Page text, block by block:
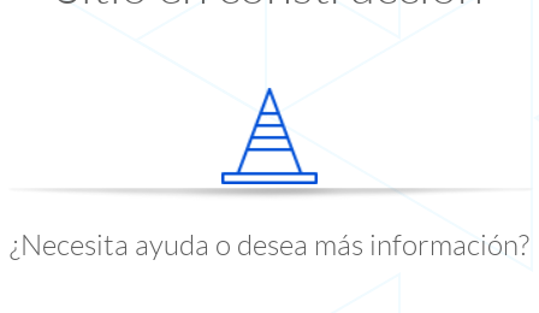
¿Necesita ayuda o desea más información?